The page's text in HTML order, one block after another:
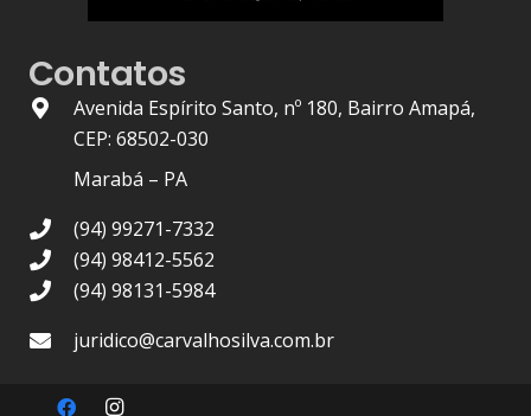
Contatos
Avenida Espírito Santo, nº 180, Bairro Amapá,
CEP: 68502-030
Marabá – PA
(94) 99271-7332
(94) 98412-5562
(94) 98131-5984
juridico@carvalhosilva.com.br